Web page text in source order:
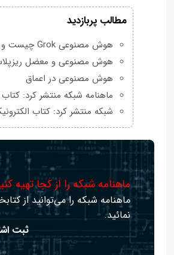
مطالب پربازدید
هوش مصنوعی Grok چیست و چه ویژگی‌هایی دارد؟
هوش مصنوعی و معضل
هوش مصنوعی در اعماق
ماهنامه شبکه منتشر کرد: کتاب CEH هکر کلاه سفید
شبکه منتشر کرد: کتاب
ماهنامه شبکه را از کجا تهیه
ماهنامه شبکه را می‌توانید از
نمائید.
ثبت